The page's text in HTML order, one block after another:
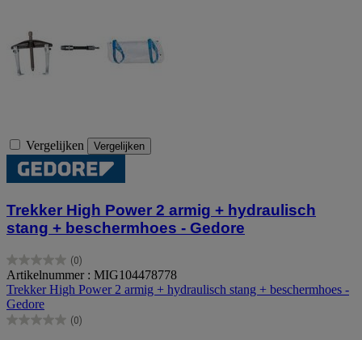
Vergelijken Vergelijken
Trekker High Power 2 armig + hydraulisch
stang + beschermhoes - Gedore
(0)
0.0
van
de
5
sterren.
Artikelnummer : MIG104478778
Trekker High Power 2 armig + hydraulisch stang + beschermhoes -
Gedore
(0)
0.0